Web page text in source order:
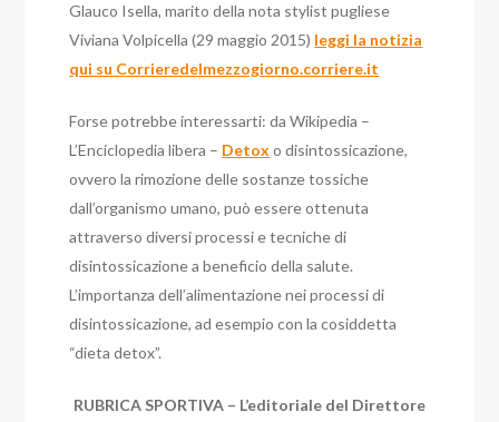
Glauco Isella, marito della nota stylist pugliese
Viviana Volpicella (29 maggio 2015) leggi la notizia
qui su Corrieredelmezzogiorno.corriere.it
Forse potrebbe interessarti: da Wikipedia –
L’Enciclopedia libera – Detox o disintossicazione,
ovvero la rimozione delle sostanze tossiche
dall’organismo umano, può essere ottenuta
attraverso diversi processi e tecniche di
disintossicazione a beneficio della salute.
L’importanza dell’alimentazione nei processi di
disintossicazione, ad esempio con la cosiddetta
“dieta detox”.
RUBRICA SPORTIVA – L’editoriale del Direttore